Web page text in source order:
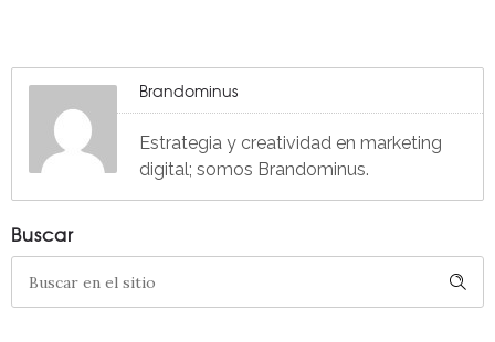
Brandominus
Estrategia y creatividad en marketing
digital; somos Brandominus.
Buscar